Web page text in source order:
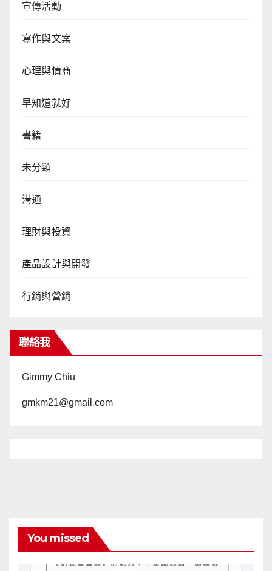
宣傳活動
寫作與文案
心理與情商
早知道就好
書籍
未分類
溝通
理財與投資
產品設計與開發
行銷與營銷
聯絡我
Gimmy Chiu
gmkm21@gmail.com
You missed